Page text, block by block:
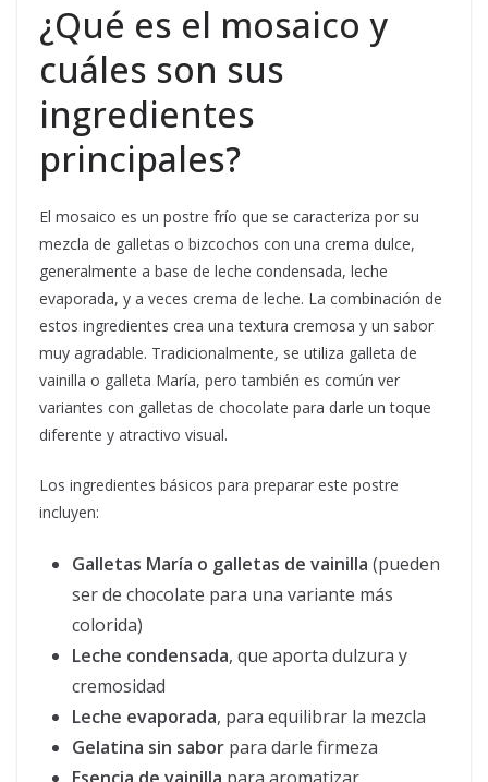
¿Qué es el mosaico y
cuáles son sus
ingredientes
principales?
El mosaico es un postre frío que se caracteriza por su
mezcla de galletas o bizcochos con una crema dulce,
generalmente a base de leche condensada, leche
evaporada, y a veces crema de leche. La combinación de
estos ingredientes crea una textura cremosa y un sabor
muy agradable. Tradicionalmente, se utiliza galleta de
vainilla o galleta María, pero también es común ver
variantes con galletas de chocolate para darle un toque
diferente y atractivo visual.
Los ingredientes básicos para preparar este postre
incluyen:
Galletas María o galletas de vainilla (pueden
ser de chocolate para una variante más
colorida)
Leche condensada, que aporta dulzura y
cremosidad
Leche evaporada, para equilibrar la mezcla
Gelatina sin sabor para darle firmeza